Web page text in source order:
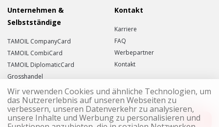
Unternehmen &
Selbstständige
TAMOIL CompanyCard
TAMOIL CombiCard
TAMOIL DiplomaticCard
Grosshandel
Kontakt
Karriere
FAQ
Werbepartner
Kontakt
Melden Sie sich für den TAMOIL-Newsletter an!
Wir verwenden Cookies und ähnliche Technologien, um
das Nutzererlebnis auf unseren Webseiten zu
verbessern, unseren Datenverkehr zu analysieren,
unsere Inhalte und Werbung zu personalisieren und